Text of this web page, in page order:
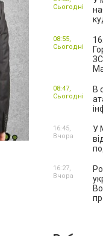
Сьогодні
08:55,
Сьогодні
В
08:47,
Сьогодні
У
16:45,
Вчора
16:27,
Вчора